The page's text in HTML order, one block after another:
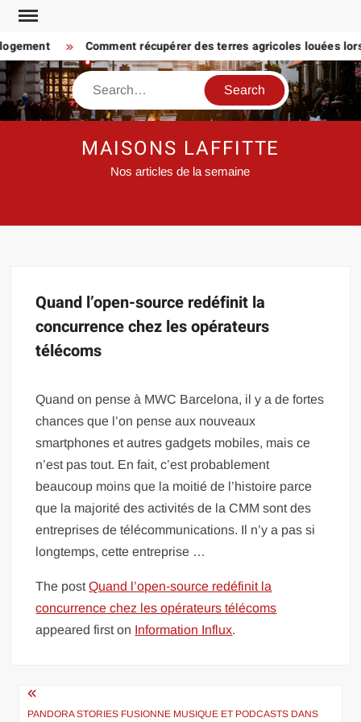
Skip
content
Comment récupérer des terres agricoles louées
Search
MAISONS LAFFITTE
Nos articles de la semaine
Quand l’open-source redéfinit la
concurrence chez les opérateurs
télécoms
Quand on pense à MWC Barcelona, il y a de fortes
chances que l’on pense aux nouveaux
smartphones et autres gadgets mobiles, mais ce
n’est pas tout. En fait, c’est probablement
beaucoup moins que la moitié de l’histoire parce
que la majorité des activités de la CMM sont des
entreprises de télécommunications. Il n’y a pas si
longtemps, cette entreprise …
The postQuand l’open-source redéfinit la
concurrence chez les opérateurs télécoms
appeared first on Information Influx.
Navigation
PANDORA STORIES FUSIONNE MUSIQUE ET PODCASTS DANS